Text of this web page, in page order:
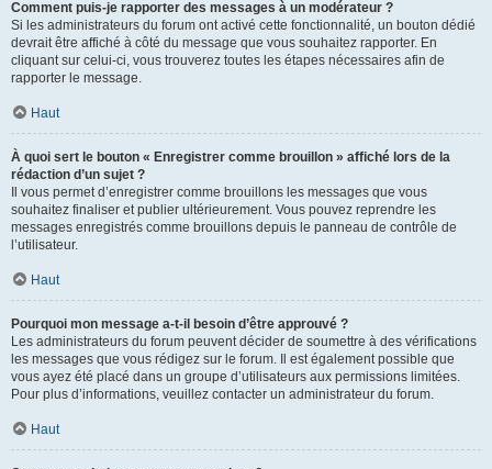
Comment puis-je rapporter des messages à un modérateur ?
Si les administrateurs du forum ont activé cette fonctionnalité, un bouton dédié
devrait être affiché à côté du message que vous souhaitez rapporter. En
cliquant sur celui-ci, vous trouverez toutes les étapes nécessaires afin de
rapporter le message.
Haut
À quoi sert le bouton « Enregistrer comme brouillon » affiché lors de la
rédaction d’un sujet ?
Il vous permet d’enregistrer comme brouillons les messages que vous
souhaitez finaliser et publier ultérieurement. Vous pouvez reprendre les
messages enregistrés comme brouillons depuis le panneau de contrôle de
l’utilisateur.
Haut
Pourquoi mon message a-t-il besoin d’être approuvé ?
Les administrateurs du forum peuvent décider de soumettre à des vérifications
les messages que vous rédigez sur le forum. Il est également possible que
vous ayez été placé dans un groupe d’utilisateurs aux permissions limitées.
Pour plus d’informations, veuillez contacter un administrateur du forum.
Haut